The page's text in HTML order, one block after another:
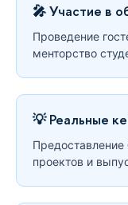
🎤 Участие в
Проведение
менторство
💡 Реальные
проектов и